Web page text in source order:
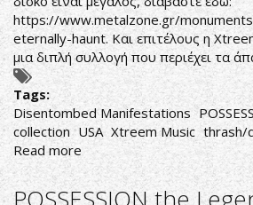
https://www.metalzone.gr/
eternally-haunt. Και επιτέλους η
μια διπλή συλλογή που περιέχει τα
Tags:
Disentombed Manifestations
collection USA Xtreem Music thrash/
Read more about
Possession-
Disentombed